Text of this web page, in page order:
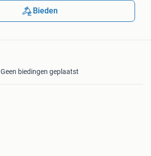
Bieden
Geen biedingen geplaatst